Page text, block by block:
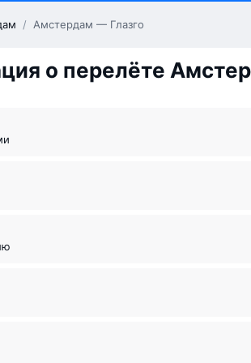
/ Амстердам — Глазго
о перелёте